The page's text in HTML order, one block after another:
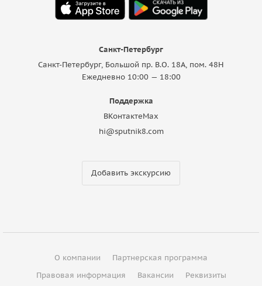
Санкт-Петербург
Санкт-Петербург, Большой пр. В.О. 18A, пом. 48Н
Ежедневно 10:00 — 18:00
Поддержка
ВКонтактеMax
hi@sputnik8.com
Добавить экскурсию
О компании
Партнерская программа
Правовая информация
Вакансии Реквизиты